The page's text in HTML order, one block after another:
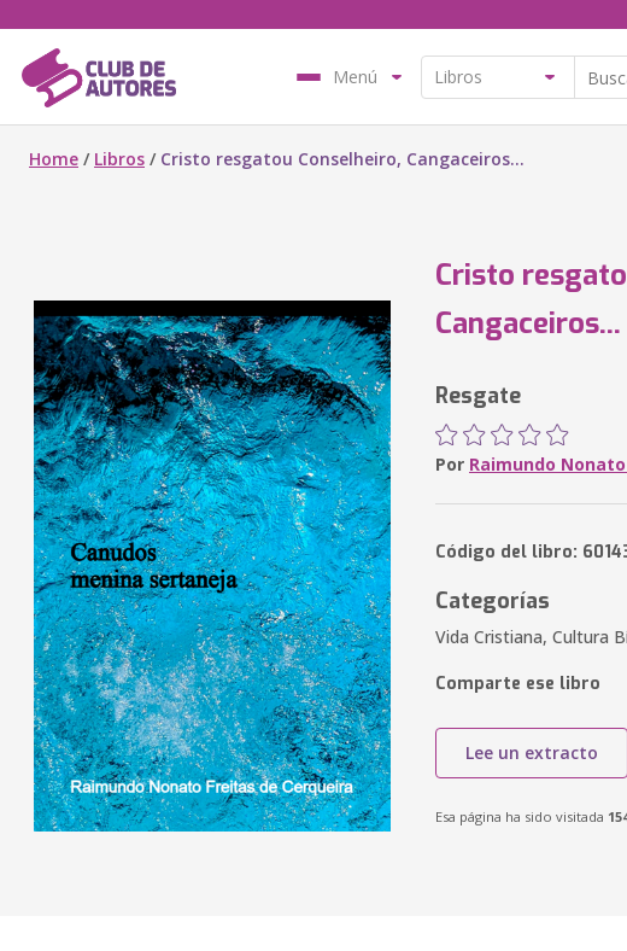
Menú
Home / Libros / Cristo resgatou Conselheiro, Cangaceiros...
Cristo
Cangaceiros...
Resgate
Por Raimundo
Código del libro:
Categorías
Vida Cristiana, Cultura
Comparte ese libro
Lee un extracto
Esa página ha sido visitada